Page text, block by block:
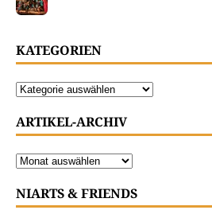
KATEGORIEN
ARTIKEL-ARCHIV
NIARTS & FRIENDS